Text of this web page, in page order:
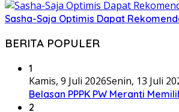
Sasha-Saja Optimis Dapat
BERITA POPULER
1
Kamis, 9 Juli 2026Senin, 13 Juli
Belasan PPPK PW Meranti
2